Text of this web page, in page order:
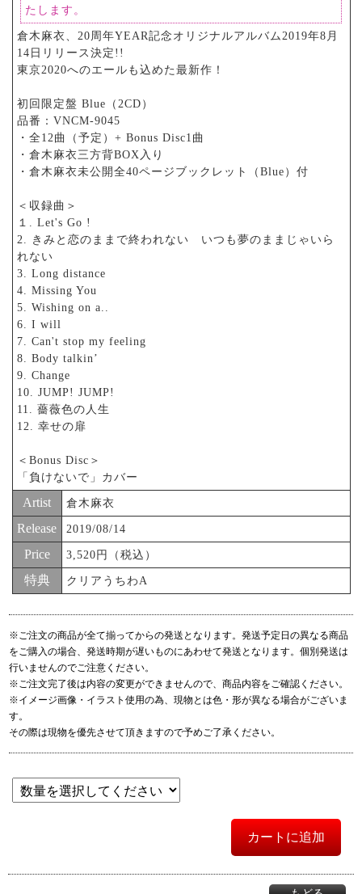
たします。
倉木麻衣、20周年YEAR記念オリジナルアルバム2019年8月
14日リリース決定!!
東京2020へのエールも込めた最新作！
初回限定盤 Blue（2CD）
品番：VNCM-9045
・全12曲（予定）+ Bonus Disc1曲
・倉木麻衣三方背BOX入り
・倉木麻衣未公開全40ページブックレット（Blue）付
＜収録曲＞
１. Let's Go !
2. きみと恋のままで終われない いつも夢のままじゃいら
れない
3. Long distance
4. Missing You
5. Wishing on a..
6. I will
7. Can't stop my feeling
8. Body talkin’
9. Change
10. JUMP! JUMP!
11. 薔薇色の人生
12. 幸せの扉
＜Bonus Disc＞
「負けないで」カバー
Artist 倉木麻衣
Release 2019/08/14
Price 3,520円（税込）
特典 クリアうちわA
※ご注文の商品が全て揃ってからの発送となります。発送予定日の異なる商品
をご購入の場合、発送時期が遅いものにあわせて発送となります。個別発送は
行いませんのでご注意ください。
※ご注文完了後は内容の変更ができませんので、商品内容をご確認ください。
※イメージ画像・イラスト使用の為、現物とは色・形が異なる場合がございま
す。
その際は現物を優先させて頂きますので予めご了承ください。
カートに追加